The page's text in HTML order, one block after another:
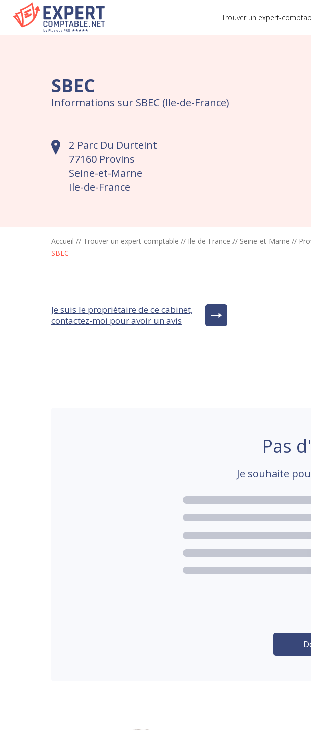
Trouver un expert-
SBEC
Informations sur SBEC (Ile-de-France)
2 Parc Du Durteint
77160 Provins
Seine-et-Marne
Ile-de-France
Accueil // Trouver un expert-comptable // Ile-de-France // Seine-et-Marne //
SBEC
Je suis le propriétaire de ce cabinet,
contactez-moi pour avoir un avis
Pas
Je souhaite